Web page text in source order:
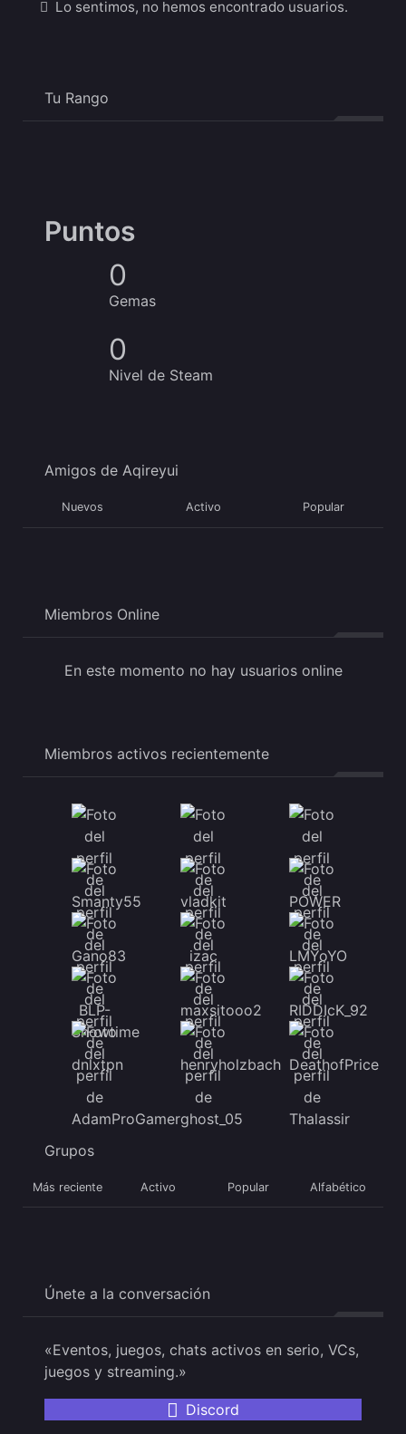
Lo sentimos, no hemos encontrado usuarios.
Tu Rango
Puntos
0
Gemas
0
Nivel de Steam
Amigos de Aqireyui
Nuevos Activo Popular
Miembros Online
En este momento no hay usuarios online
Miembros activos recientemente
Grupos
Más reciente Activo Popular Alfabético
Únete a la conversación
«Eventos, juegos, chats activos en serio, VCs,
juegos y streaming.»
Discord